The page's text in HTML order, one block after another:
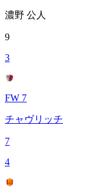
濃野 公人
9
3
FW 7
チャヴリッチ
7
4